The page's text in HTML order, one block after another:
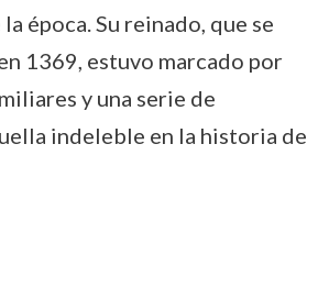
época. Su reinado, que se
1369, estuvo marcado por
y una serie de
indeleble en la historia de